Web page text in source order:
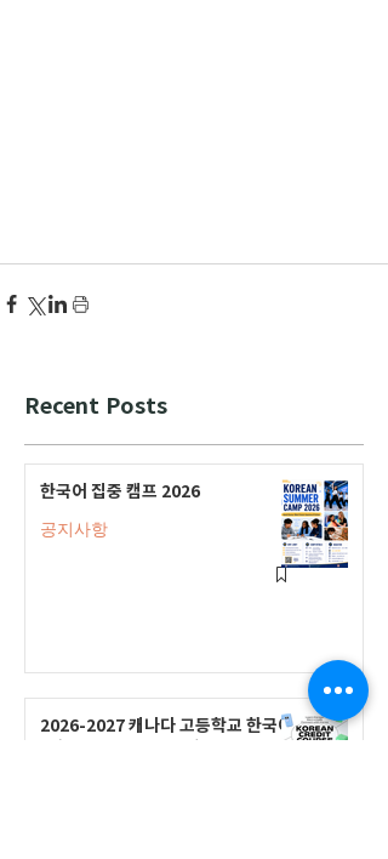
Recent Posts
한국어 집중 캠프 2026
공지사항
2026-2027 캐나다 고등학교 한국어
반(Credit Program) 등록 안내